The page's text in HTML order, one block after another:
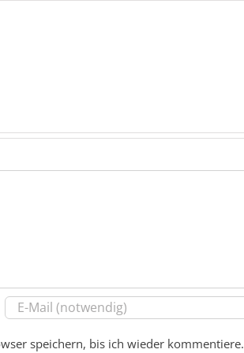
speichern, bis ich wieder kommentiere.